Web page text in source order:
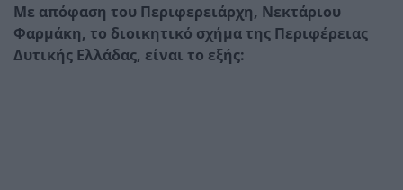
Με απόφαση του Περιφερειάρχη, Νεκτάριου
Φαρμάκη, το διοικητικό σχήμα της Περιφέρειας
Δυτικής Ελλάδας, είναι το εξής: